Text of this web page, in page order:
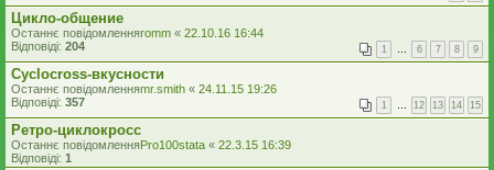
Цикло-общение
Останнє повідомленняromm « 22.10.16 16:44
Відповіді: 204 1 … 6 7 8 9
Cyclocross-вкусности
Останнє повідомленняmr.smith « 24.11.15 19:26
Відповіді: 357 1 … 12 13 14 15
Ретро-циклокросс
Останнє повідомленняPro100stata « 22.3.15 16:39
Відповіді: 1